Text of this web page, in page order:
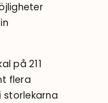
på 211
flera